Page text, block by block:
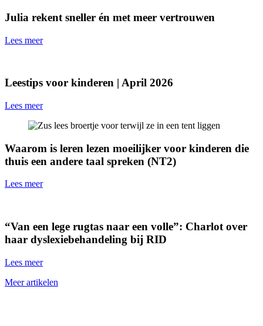
Julia rekent sneller én met meer vertrouwen
Lees meer
Leestips voor kinderen | April 2026
Lees meer
Waarom is leren lezen moeilijker voor kinderen die
thuis een andere taal spreken (NT2)
Lees meer
“Van een lege rugtas naar een volle”: Charlot over
haar dyslexiebehandeling bij RID
Lees meer
Meer artikelen